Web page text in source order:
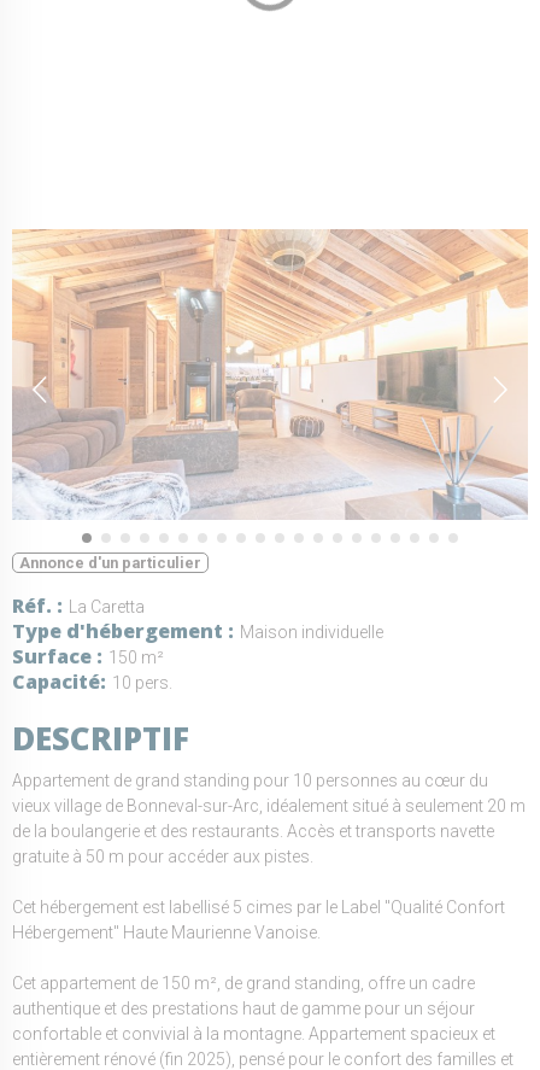
Annonce d'un particulier
Réf. La Caretta
Type d'hébergement Maison individuelle
Surface 150 m²
Capacité 10 pers.
DESCRIPTIF
Appartement de grand standing pour 10 personnes au cœur du
vieux village de Bonneval-sur-Arc, idéalement situé à seulement 20 m
de la boulangerie et des restaurants. Accès et transports navette
gratuite à 50 m pour accéder aux pistes.
Cet hébergement est labellisé 5 cimes par le Label "Qualité Confort
Hébergement" Haute Maurienne Vanoise.
Cet appartement de 150 m², de grand standing, offre un cadre
authentique et des prestations haut de gamme pour un séjour
confortable et convivial à la montagne. Appartement spacieux et
entièrement rénové (fin 2025), pensé pour le confort des familles et